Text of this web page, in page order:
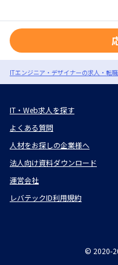
ITエンジニア・デザイナーの求人・転
IT・Web求人を探す
よくある質問
人材をお探しの企業様へ
法人向け資料ダウンロード
運営会社
レバテックID利用規約
© 2020-